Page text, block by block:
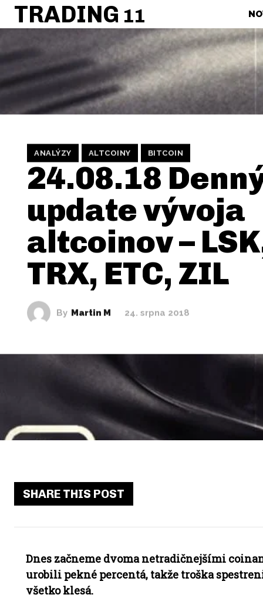
TRADING 11
ANALÝZY ALTCOINY BITCOIN
24.08.18
update vývoja
altcoinov –
TRX, ETC, ZIL
By Martin M 24. srpna 2018
SHARE THIS POST
Dnes začneme dvoma netradičnejšími
urobili pekné percentá, takže troška
všetko klesá.